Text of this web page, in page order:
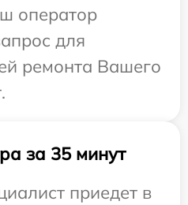
оператор
для
ремонта Вашего
за 35 минут
приедет в